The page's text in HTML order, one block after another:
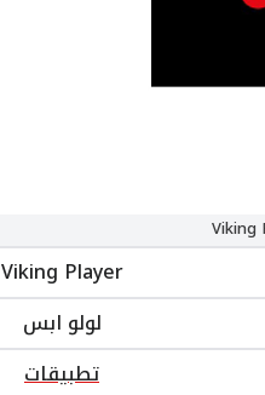
Viking Player
لولو ابس
تطبيقات